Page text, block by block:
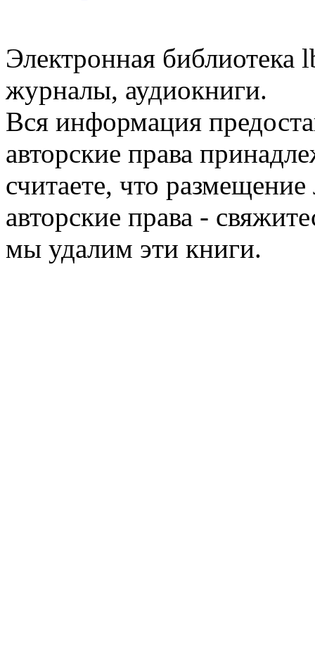
Электронная библиотека
журналы, аудиокниги.
Вся информация
авторские права
считаете, что
авторские права -
мы удалим эти книги.